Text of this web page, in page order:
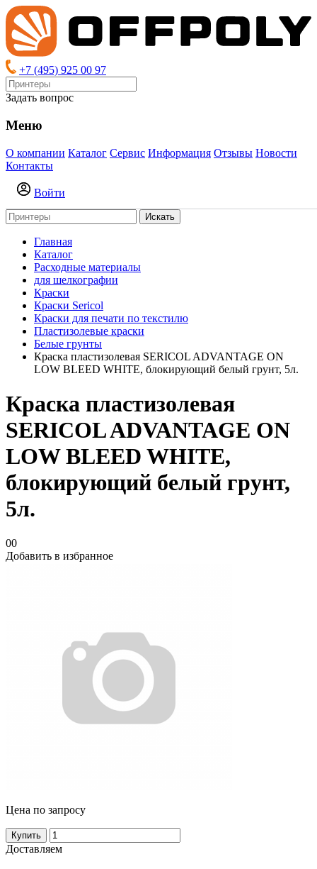
+7 (495) 925 00 97
Задать вопрос
Меню
О компании Каталог Сервис Информация Отзывы Новости
Контакты
Войти
Искать
Главная
Каталог
Расходные материалы
для шелкографии
Краски
Краски Sericol
Краски для печати по текстилю
Пластизолевые краски
Белые грунты
Краска пластизолевая SERICOL ADVANTAGE ON
LOW BLEED WHITE, блокирующий белый грунт, 5л.
Краска пластизолевая
SERICOL ADVANTAGE ON
LOW BLEED WHITE,
блокирующий белый грунт,
5л.
00
Добавить в избранное
Цена по запросу
Купить
Доставляем